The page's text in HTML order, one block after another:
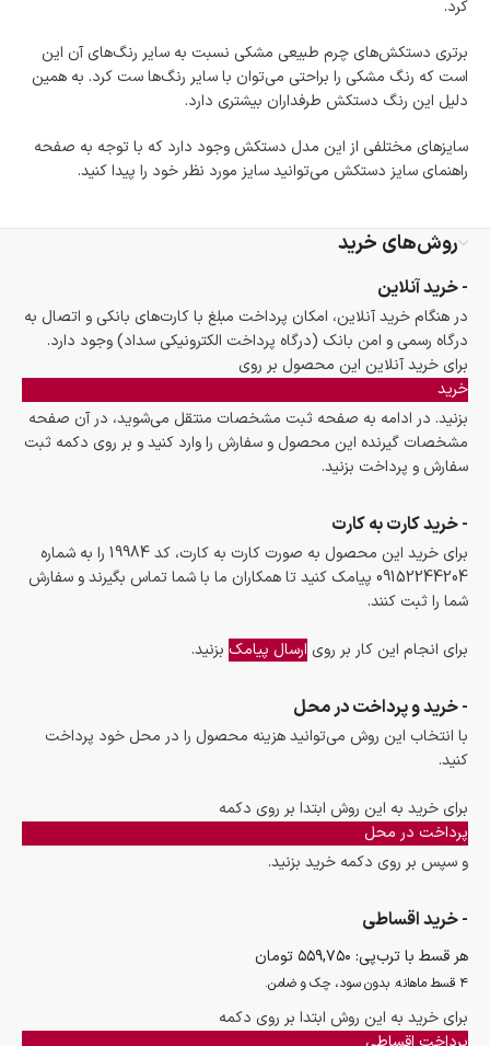
کرد.
برتری دستکش‌های چرم طبیعی مشکی نسبت به سایر رنگ‌های آن این
است که رنگ مشکی را براحتی می‌توان با سایر رنگ‌ها ست کرد. به همین
دلیل این رنگ دستکش طرفداران بیشتری دارد.
سایزهای مختلفی از این مدل دستکش وجود دارد که با توجه به صفحه
راهنمای سایز دستکش می‌توانید سایز مورد نظر خود را پیدا کنید.
روش‌های خرید
- خرید آنلاین
در هنگام خرید آنلاین، امکان پرداخت مبلغ با کارت‌های بانکی و اتصال به
درگاه رسمی و امن بانک (درگاه پرداخت الکترونیکی سداد) وجود دارد.
برای خرید آنلاین این محصول بر روی
خرید
بزنید. در ادامه به صفحه ثبت مشخصات منتقل می‌شوید، در آن صفحه
مشخصات گیرنده این محصول و سفارش را وارد کنید و بر روی دکمه ثبت
سفارش و پرداخت بزنید.
- خرید کارت به کارت
برای خرید این محصول به صورت کارت به کارت، کد 19984 را به شماره
09152244204 پیامک کنید تا همکاران ما با شما تماس بگیرند و سفارش
شما را ثبت کنند.
برای انجام این کار بر روی ارسال پیامک بزنید.
- خرید و پرداخت در محل
با انتخاب این روش می‌توانید هزینه محصول را در محل خود پرداخت
کنید.
برای خرید به این روش ابتدا بر روی دکمه
پرداخت در محل
و سپس بر روی دکمه خرید بزنید.
- خرید اقساطی
هر قسط با ترب‌پی: ۵۵۹,۷۵۰ تومان
۴ قسط ماهانه. بدون سود، چک و ضامن.
برای خرید به این روش ابتدا بر روی دکمه